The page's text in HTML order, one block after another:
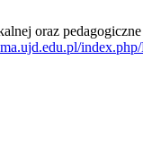
oraz